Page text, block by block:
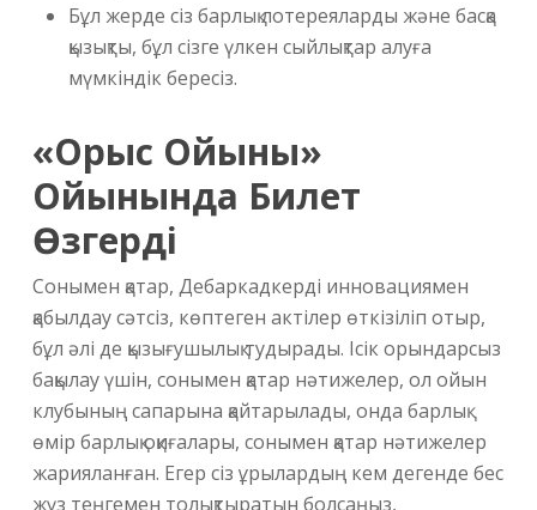
Бұл жерде сіз барлық лотереяларды және басқа
қызықты, бұл сізге үлкен сыйлықтар алуға
мүмкіндік бересіз.
«Орыс Ойыны»
Ойынында Билет
Өзгерді
Сонымен қатар, Дебаркадкерді инновациямен
қабылдау сәтсіз, көптеген актілер өткізіліп отыр,
бұл әлі де қызығушылық тудырады. Ісік орындарсыз
бақылау үшін, сонымен қатар нәтижелер, ол ойын
клубының сапарына қайтарылады, онда барлық
өмір барлық оқиғалары, сонымен қатар нәтижелер
жарияланған. Егер сіз ұрылардың кем дегенде бес
жүз теңгемен толықтыратын болсаңыз,